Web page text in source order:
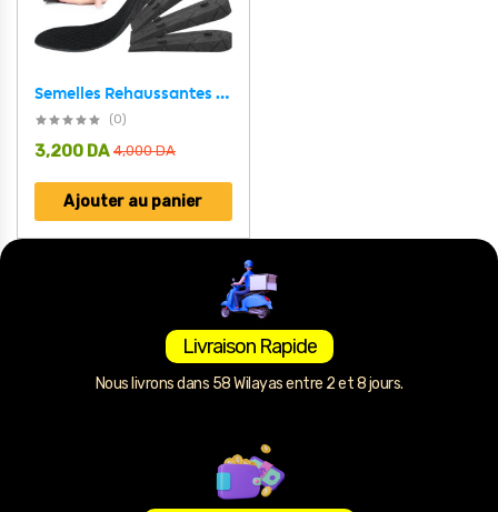
Semelles Rehaussantes 4 Couches Réglables Unisexe – نعل لزيادة الطول بـ 4 طبقات قابلة للتعديل
(0)
4,000DA
3,200 DA
Ajouter au panier
Livraison Rapide
Nous livrons dans 58 Wilayas entre 2 et 8 jours.